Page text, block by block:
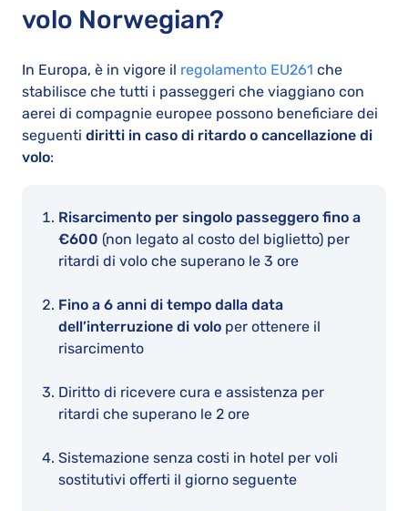
volo Norwegian?
In Europa, è in vigore il regolamento EU261 che
stabilisce che tutti i passeggeri che viaggiano con
aerei di compagnie europee possono beneficiare dei
seguenti diritti in caso di ritardo o cancellazione di
volo:
Risarcimento per singolo passeggero fino a
€600 (non legato al costo del biglietto) per
ritardi di volo che superano le 3 ore
Fino a 6 anni di tempo dalla data
dell’interruzione di volo per ottenere il
risarcimento
Diritto di ricevere cura e assistenza per
ritardi che superano le 2 ore
Sistemazione senza costi in hotel per voli
sostitutivi offerti il giorno seguente